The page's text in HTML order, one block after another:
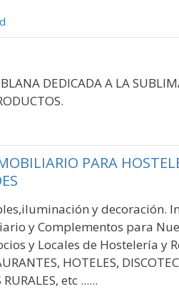
DEDICADA A LA
PARA
y decoración.
y Complementos para
y Locales de Hostelería y
HOTELES,
etc ......